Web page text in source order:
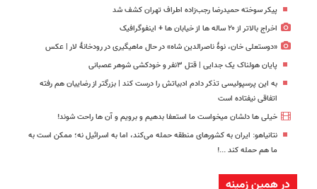
پیکر سوخته حمیدرضا رجب‌زاده اطراف تهران کشف شد
اخراج بالاتر از ۲۰ ساله ها از خیابان ها + اینفوگرافیک
«دوستعلی خان، نوۀ ناصرالدین شاه» در حال ماهیگیری در رودخانۀ لار | عکس
پایان هولناک یک جدایی | قتل ۳نفر و خودکشی شوهر عصبانی
به این پرسپولیسی تذکر دادم ادبیاتش را درست کند | بزرگتر از رضاییان هم رفته
اتفاقی نیفتاده است
خیلی ها دلشان میخواست ما استعفا بدهیم و برویم و آن ها راحت شوند!
نتانیاهو: ایران به کشورهای منطقه حمله می‌کند، اما به اسرائیل نه؛ ممکن است به
ما هم حمله کند ...!
در همین زمینه